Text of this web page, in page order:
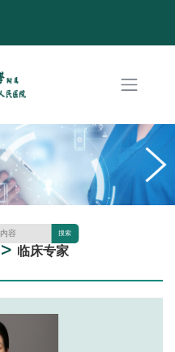
搜索
>临床专家